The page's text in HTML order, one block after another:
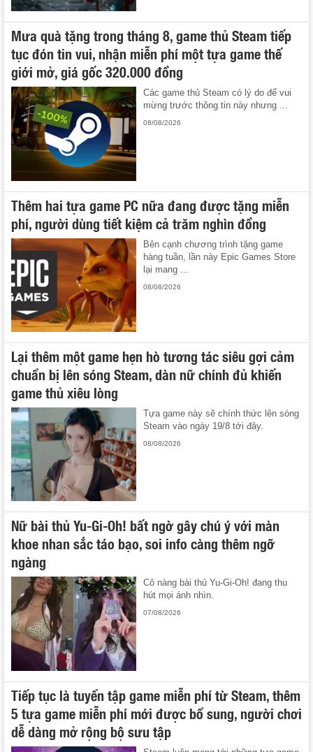
Mưa quà tặng trong tháng 8, game thủ Steam tiếp
tục đón tin vui, nhận miễn phí một tựa game thế
giới mở, giá gốc 320.000 đồng
Các game thủ Steam có lý do để vui
mừng trước thông tin này nhưng ...
08/08/2026
Thêm hai tựa game PC nữa đang được tặng miễn
phí, người dùng tiết kiệm cả trăm nghìn đồng
Bên cạnh chương trình tặng game
hàng tuần, lần này Epic Games Store
lại mang ...
08/08/2026
Lại thêm một game hẹn hò tương tác siêu gợi cảm
chuẩn bị lên sóng Steam, dàn nữ chính đủ khiến
game thủ xiêu lòng
Tựa game này sẽ chính thức lên sóng
Steam vào ngày 19/8 tới đây.
08/08/2026
Nữ bài thủ Yu-Gi-Oh! bất ngờ gây chú ý với màn
khoe nhan sắc táo bạo, soi info càng thêm ngỡ
ngàng
Cô nàng bài thủ Yu-Gi-Oh! đang thu
hút mọi ánh nhìn.
07/08/2026
Tiếp tục là tuyển tập game miễn phí từ Steam, thêm
5 tựa game miễn phí mới được bổ sung, người chơi
dễ dàng mở rộng bộ sưu tập